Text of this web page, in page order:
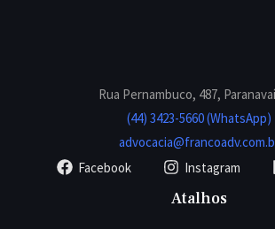
Rua Pernambuco, 487,
(44) 3423-5660 (WhatsApp)
Facebook
Instagram
Atalhos